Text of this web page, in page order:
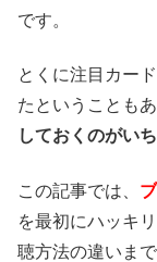
です。
とくに注目カー
たということもあ
しておくのがい
この記事では、
を最初にハッキ
聴方法の違いま